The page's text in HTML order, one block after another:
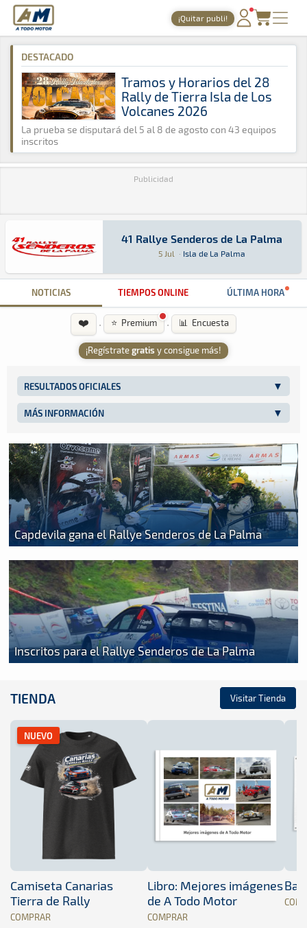
A Todo Motor · Revista del motor desde 1999
¡Quitar publi!
PORTADA
TIEMPOS ONLINE
NOTICIAS
AGENDA
GALERÍAS
A Todo Motor » Agenda » 2014 » Julio
DESTACADO
Tramos y Horarios del 28
Rally de Tierra Isla de Los
Volcanes 2026
La prueba se disputará del 5 al 8 de agosto con 43 equipos
inscritos
Publicidad
41 Rallye Senderos de La Palma
41 Rallye Senderos de La Palma
5 Jul · Isla de La Palma
Rally · 41 Rallye Senderos de La Palma:
Isla de La Palma Isla de La Palma
NOTICIAS TIEMPOS ONLINE ÚLTIMA HORA
❤️ · ⭐ Premium · 📊 Encuesta
¡Regístrategratis y consigue más!
RESULTADOS OFICIALES
MÁS INFORMACIÓN
Capdevila gana el Rallye Senderos de La Palma
Inscritos para el Rallye Senderos de La Palma
TIENDA Visitar Tienda
NUEVO
Camiseta Canarias
Tierra de Rally
COMPRAR
Libro: Mejores imágenes
de A Todo Motor
COMPRAR